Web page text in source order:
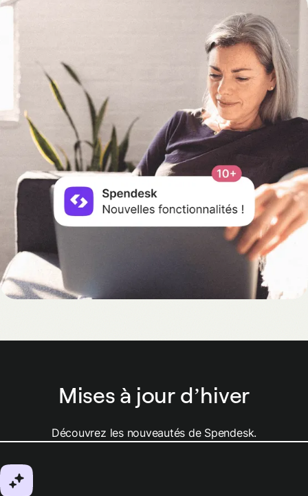
Mises à jour d’hiver
Découvrez les nouveautés de Spendesk.